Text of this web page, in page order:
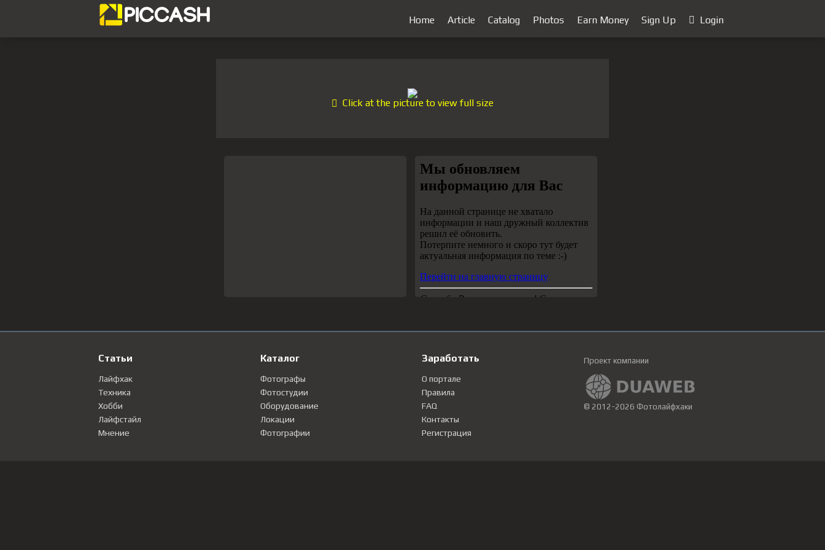
Home Article Catalog Photos Earn Money Sign Up Login
Click at the picture to view full size
Статьи
Лайфхак
Техника
Хобби
Лайфстайл
Мнение
Каталог
Фотографы
Фотостудии
Оборудование
Локации
Фотографии
Заработать
О портале
Правила
FAQ
Контакты
Регистрация
Проект компании
© 2012-2026 Фотолайфхаки